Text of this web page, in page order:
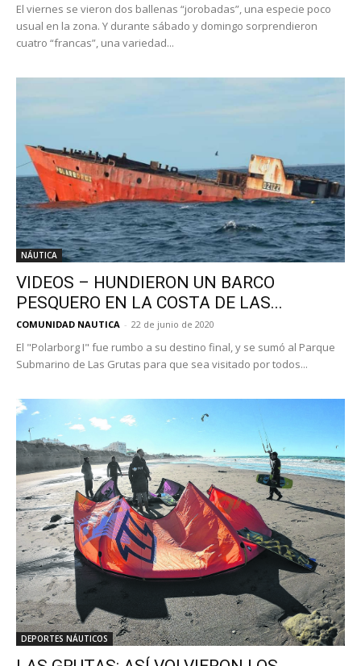
El viernes se vieron dos ballenas “jorobadas”, una especie poco
usual en la zona. Y durante sábado y domingo sorprendieron
cuatro “francas”, una variedad...
NÁUTICA
VIDEOS – HUNDIERON UN BARCO
PESQUERO EN LA COSTA DE LAS...
COMUNIDAD NAUTICA - 22 de junio de 2020
El "Polarborg I" fue rumbo a su destino final, y se sumó al Parque
Submarino de Las Grutas para que sea visitado por todos...
DEPORTES NÁUTICOS